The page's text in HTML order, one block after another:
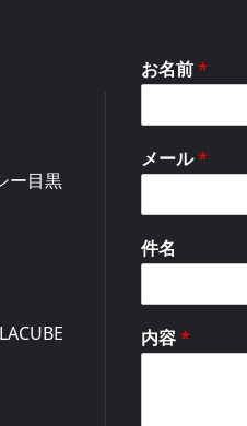
ー目黒
お名前*
メール*
件名
内容*